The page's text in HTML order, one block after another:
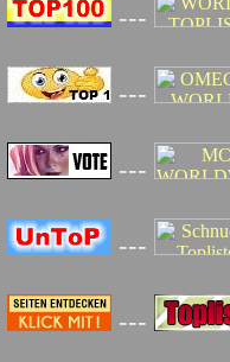
---
---
---
---
---